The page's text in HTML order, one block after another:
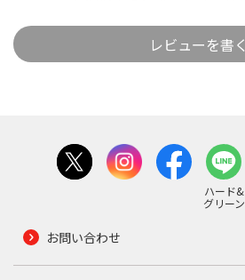
レビューを書く
ハード&
グリーン
お問い合わせ